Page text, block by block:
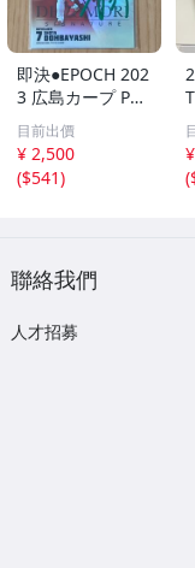
即決●EPOCH 202
3 広島カープ PRE
MIER EDITION
堂林翔太 /5枚限
定 デコモリ緑箔
サインカード #D
目前出價
¥ 2,500
($541)
(
聯絡我們
人才招募